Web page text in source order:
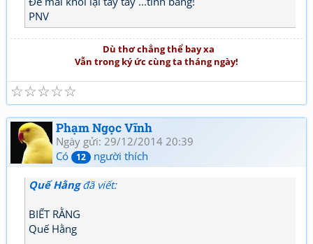
PNV
Dù thơ chẳng thể bay xa
Vẫn trong ký ức cùng ta tháng ngày!
☆
☆
☆
☆
☆
Phạm Ngọc Vĩnh
Ngày gửi: 29/12/2014 20:39
Có
12 người thích
Quế Hằngđã viết:
BIẾT RẰNG
Quế Hằng